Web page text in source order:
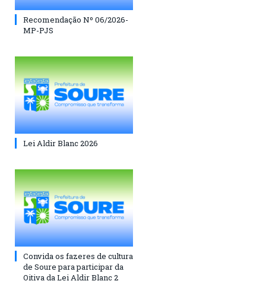
Recomendação Nº 06/2026-
MP-PJS
Lei Aldir Blanc 2026
Convida os fazeres de cultura
de Soure para participar da
Oitiva da Lei Aldir Blanc 2